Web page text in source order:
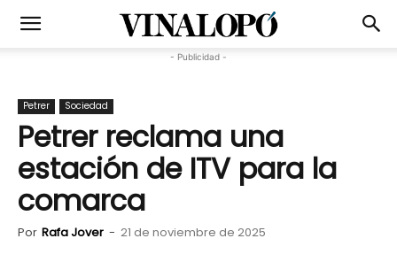
- Publicidad -
Petrer Sociedad
Petrer reclama una
estación de ITV para la
comarca
Por Rafa Jover - 21 de noviembre de 2025